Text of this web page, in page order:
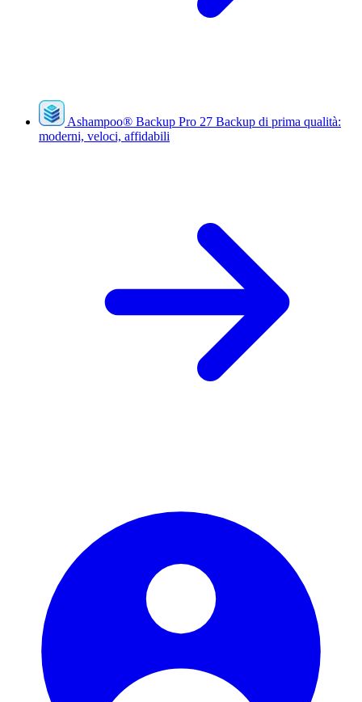
Ashampoo® Backup Pro 27 Backup di prima qualità:
moderni, veloci, affidabili